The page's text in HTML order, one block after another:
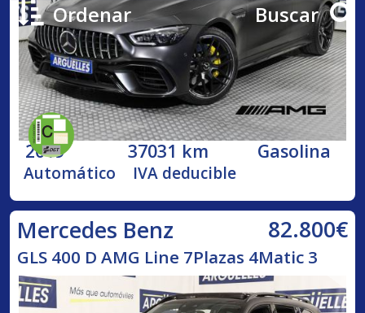
Ordenar Buscar
2019 37031 km Gasolina
Automático IVA deducible
Mercedes Benz 82.800€
GLS 400 D AMG Line 7Plazas 4Matic 3